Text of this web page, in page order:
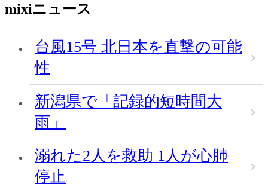
mixiニュース
台風15号 北日本を直撃の可能
性
新潟県で「記録的短時間大
雨」
溺れた2人を救助 1人が心肺
停止